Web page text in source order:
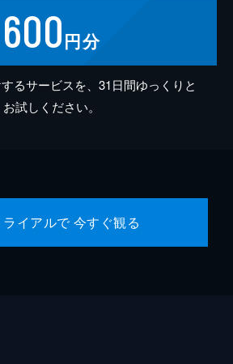
600円分
るサービスを、31日間ゆっくりと
お試しください。
イアルで 今すぐ観る